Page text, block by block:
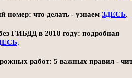
номер: что делать - узнаем ЗДЕСЬ.
ГИБДД в 2018 году: подробная
.
работ: 5 важных правил -